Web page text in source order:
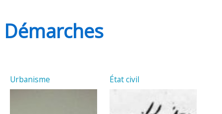
Démarches
Urbanisme État civil